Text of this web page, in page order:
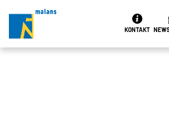
Kopfzeile KONTAKT